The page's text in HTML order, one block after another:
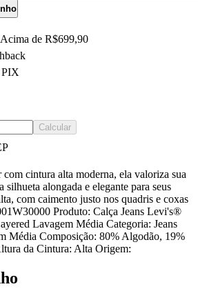
de R$699,90
PIX
Calcular
com cintura alta moderna, ela valoriza sua
silhueta alongada e elegante para seus
com caimento justo nos quadris e coxas
Produto: Calça Jeans Levi's®
Lavagem Média Categoria: Jeans
Média Composição: 80% Algodão, 19%
da Cintura: Alta Origem: